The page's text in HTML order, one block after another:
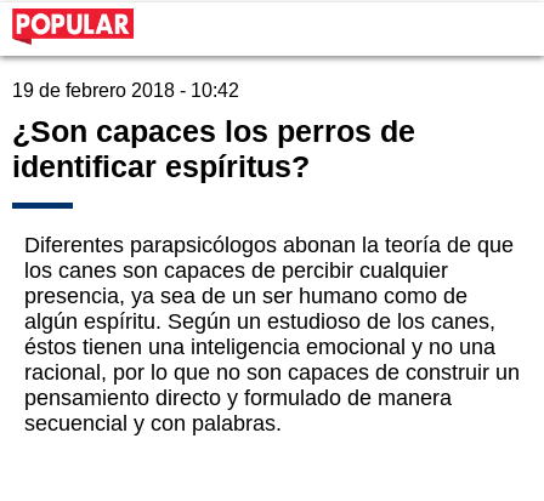
19 de febrero 2018 - 10:42
¿Son capaces los perros de
identificar espíritus?
Diferentes parapsicólogos abonan la teoría de que
los canes son capaces de percibir cualquier
presencia, ya sea de un ser humano como de
algún espíritu. Según un estudioso de los canes,
éstos tienen una inteligencia emocional y no una
racional, por lo que no son capaces de construir un
pensamiento directo y formulado de manera
secuencial y con palabras.